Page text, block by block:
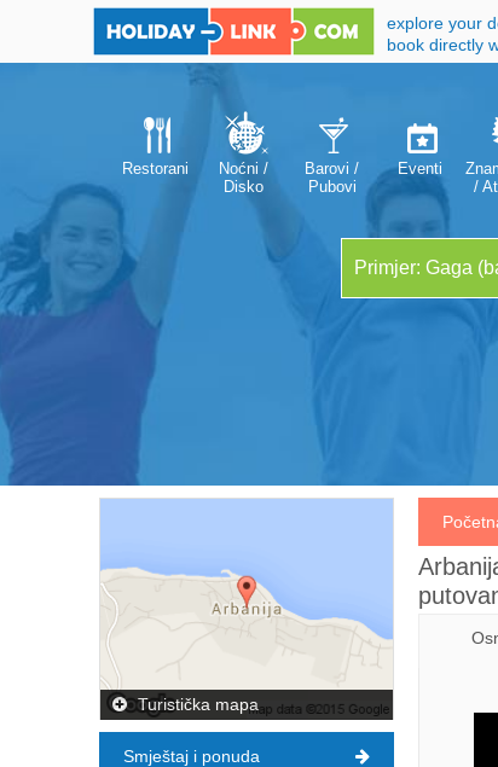
explore your
book directly
Restorani
Noćni /
Disko
Barovi /
Pubovi
Eventi
/
Turistička mapa
Smještaj i ponuda